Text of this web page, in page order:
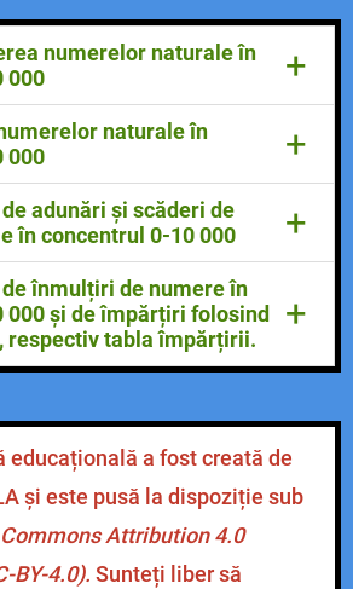
numerelor naturale în
000
+
și scrierea numerelor de la o-
un număr, a cifrei unitățillor/
miilor
naturale în
000
+
numere care să respecte
adunări și scăderi de
în concentrul 0-10 000
+
scăderi de numere
sau cu trecere peste ordin,
000
scăderi cu trecere și
operației de adunare,
adunării în calcule
element neutru)
înmulțiri de numere în
000 și de împărțiri folosind
respectiv tabla împărțirii.
+
cu 10, 100
între numere formate cu
și numere formate cu o cifră
educațională a fost creată de
și este pusă la dispoziție sub
Attribution 4.0
BY-4.0). Sunteți liber să